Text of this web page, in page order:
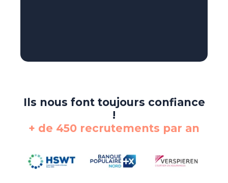
Ils nous font toujours confiance
!
+ de 450 recrutements par an